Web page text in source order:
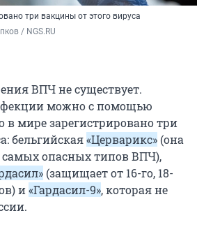
три вакцины от этого вируса
/ NGS.RU
ВПЧ не существует.
можно с помощью
в мире зарегистрировано три
бельгийская«Церварикс» (она
опасных типов ВПЧ),
(защищает от 16-го, 18-
и«Гардасил-9», которая не